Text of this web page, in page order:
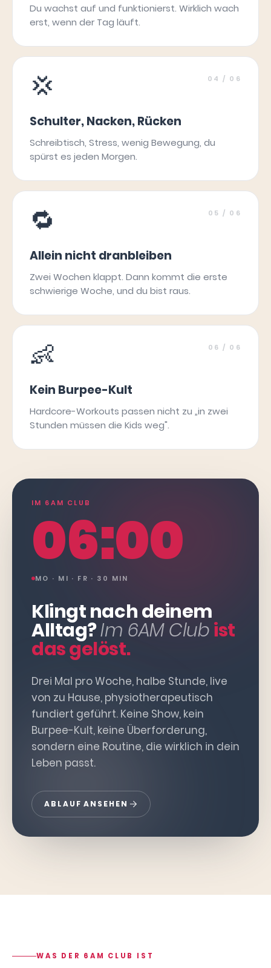
Du wachst auf und funktionierst. Wirklich wach
erst, wenn der Tag läuft.
💢 04 / 06
Schulter, Nacken, Rücken
Schreibtisch, Stress, wenig Bewegung, du
spürst es jeden Morgen.
🔁 05 / 06
Allein nicht dranbleiben
Zwei Wochen klappt. Dann kommt die erste
schwierige Woche, und du bist raus.
👶 06 / 06
Kein Burpee-Kult
Hardcore-Workouts passen nicht zu „in zwei
Stunden müssen die Kids weg".
IM 6AM CLUB
06:00
MO · MI · FR · 30 MIN
Klingt nach deinem
Alltag?Im 6AM Clubist
das gelöst.
Drei Mal pro Woche, halbe Stunde, live
von zu Hause, physiotherapeutisch
fundiert geführt. Keine Show, kein
Burpee-Kult, keine Überforderung,
sondern eine Routine, die wirklich in dein
Leben passt.
ABLAUF ANSEHEN
WAS DER 6AM CLUB IST